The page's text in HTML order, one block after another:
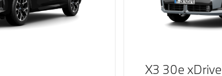
X3 30e xDrive